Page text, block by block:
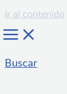
Ir al contenido
Buscar